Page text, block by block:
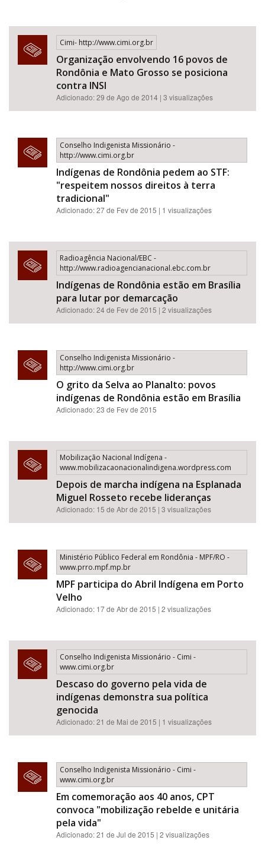
Cimi- http://www.cimi.org.br
Organização envolvendo 16 povos de
Rondônia e Mato Grosso se posiciona
contra INSI
Adicionado: 29 de Ago de 2014 | 3 visualizações
Conselho Indigenista Missionário -
http://www.cimi.org.br
Indígenas de Rondônia pedem ao STF:
"respeitem nossos direitos à terra
tradicional"
Adicionado: 27 de Fev de 2015 | 1 visualizações
Radioagência Nacional/EBC -
http://www.radioagencianacional.ebc.com.br
Indígenas de Rondônia estão em Brasília
para lutar por demarcação
Adicionado: 24 de Fev de 2015 | 2 visualizações
Conselho Indigenista Missionário -
http://www.cimi.org.br
O grito da Selva ao Planalto: povos
indígenas de Rondônia estão em Brasília
Adicionado: 23 de Fev de 2015
Mobilização Nacional Indígena -
www.mobilizacaonacionalindigena.wordpress.com
Depois de marcha indígena na Esplanada
Miguel Rosseto recebe lideranças
Adicionado: 15 de Abr de 2015 | 3 visualizações
Ministério Público Federal em Rondônia - MPF/RO -
www.prro.mpf.mp.br
MPF participa do Abril Indígena em Porto
Velho
Adicionado: 17 de Abr de 2015 | 2 visualizações
Conselho Indigenista Missionário - Cimi -
www.cimi.org.br
Descaso do governo pela vida de
indígenas demonstra sua política
genocida
Adicionado: 21 de Mai de 2015 | 1 visualizações
Conselho Indigenista Missionário - Cimi -
www.cimi.org.br
Em comemoração aos 40 anos, CPT
convoca "mobilização rebelde e unitária
pela vida"
Adicionado: 21 de Jul de 2015 | 2 visualizações